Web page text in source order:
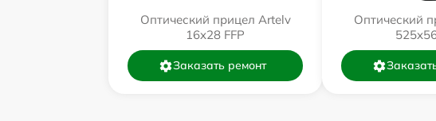
Оптический прицел Artelv
16x28 FFP
Заказать ремонт
Оптический